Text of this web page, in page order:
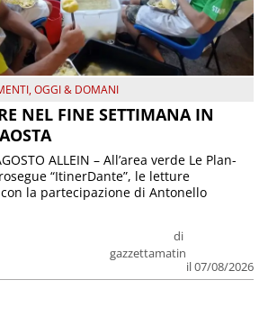
,OGGI & DOMANI
NEL FINE SETTIMANA IN
di
gazzettamatin
il 07/08/2026
ALLEIN – All’area verde Le Plan-
“ItinerDante”, le letture
la partecipazione di Antonello